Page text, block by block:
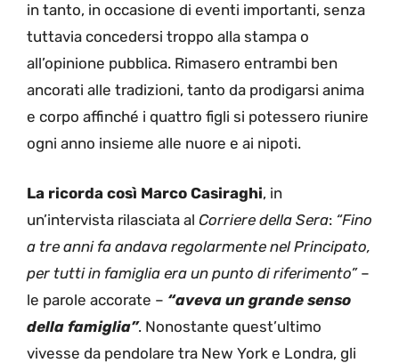
in tanto, in occasione di eventi importanti, senza
tuttavia concedersi troppo alla stampa o
all’opinione pubblica. Rimasero entrambi ben
ancorati alle tradizioni, tanto da prodigarsi anima
e corpo affinché i quattro figli si potessero riunire
ogni anno insieme alle nuore e ai nipoti.
La ricorda così Marco Casiraghi, in
un’intervista rilasciata al Corriere della Sera: “Fino
a tre anni fa andava regolarmente nel Principato,
per tutti in famiglia era un punto di riferimento”–
le parole accorate – “aveva un grande senso
della famiglia”. Nonostante quest’ultimo
vivesse da pendolare tra New York e Londra, gli